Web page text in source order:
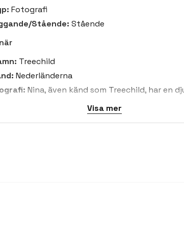
Fotografi
Stående: Stående
Treechild
Nederländerna
Nina, även känd som Treechild, har en
ägnar sig helt åt sin konst. Det finns inga
fantasi, eftersom hon utforskar olika
Visa mer